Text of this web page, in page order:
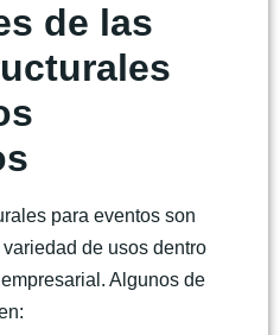
de las
para eventos son
de usos dentro
Algunos de